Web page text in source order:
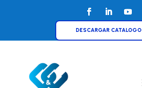
DESCARGAR CATALOGO